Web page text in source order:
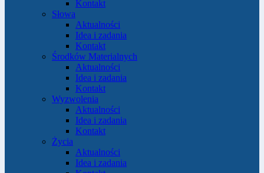
Kontakt
Słowa
Aktualności
Idea i zadania
Kontakt
Środków Materialnych
Aktualności
Idea i zadania
Kontakt
Wyzwolenia
Aktualności
Idea i zadania
Kontakt
Życia
Aktualności
Idea i zadania